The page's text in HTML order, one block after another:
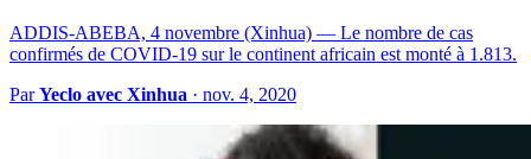
ADDIS-ABEBA, 4 novembre (Xinhua) — Le nombre de cas
confirmés de COVID-19 sur le continent africain est monté à 1.813.
ParYeclo avec Xinhua · nov. 4, 2020